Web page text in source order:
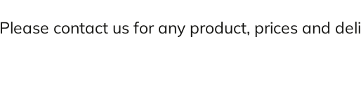
Please contact us for any product, prices and